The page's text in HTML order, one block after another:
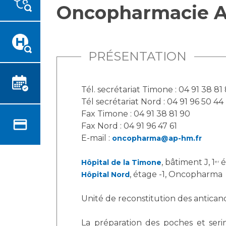
Vous accompagnez, vous
rendez visite à un patient
Vous avez un examen
d'imagerie ou de radiologie à
Vous avez une analyse à
réaliser
Vous venez en consultation
myaphm, votre espace
santé en ligne
Emplois paramédicaux
Emplois administratifs
Espace Formation
médico-techniques
Emplois divers
Emplois socio-éducatifs
Statuts
Oncopharmacie
PRÉSENTATION
Tél. secrétariat Timone : 04 91 38 81
Tél secrétariat Nord : 04 91 96 50 44
Fax Timone : 04 91 38 81 90
Fax Nord : 04 91 96 47 61
E-mail : oncopharma@ap-hm.fr
Hôpital de la Timone, bâtiment J, 1 er
Hôpital Nord, étage -1, Oncopharma
Unité de reconstitution des
La préparation des poches et